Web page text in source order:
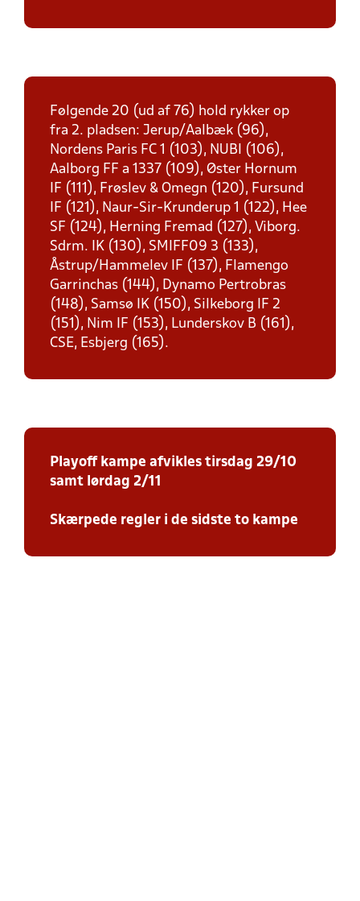
Følgende 20 (ud af 76) hold rykker op
fra 2. pladsen: Jerup/Aalbæk (96),
Nordens Paris FC 1 (103), NUBI (106),
Aalborg FF a 1337 (109), Øster Hornum
IF (111), Frøslev & Omegn (120), Fursund
IF (121), Naur-Sir-Krunderup 1 (122), Hee
SF (124), Herning Fremad (127), Viborg.
Sdrm. IK (130), SMIFF09 3 (133),
Åstrup/Hammelev IF (137), Flamengo
Garrinchas (144), Dynamo Pertrobras
(148), Samsø IK (150), Silkeborg IF 2
(151), Nim IF (153), Lunderskov B (161),
CSE, Esbjerg (165).
Playoff kampe afvikles tirsdag 29/10
samt lørdag 2/11
Skærpede regler i de sidste to kampe